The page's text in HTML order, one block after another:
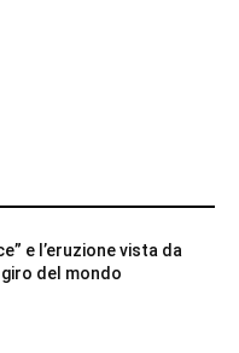
e l’eruzione vista da
del mondo